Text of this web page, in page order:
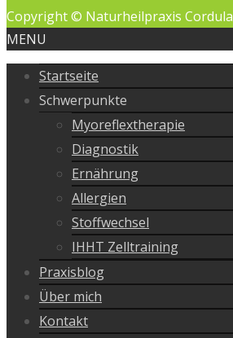
Copyright © Naturheilpraxis Cordula
MENU
Startseite
Schwerpunkte
Myoreflextherapie
Diagnostik
Ernährung
Allergien
Stoffwechsel
IHHT Zelltraining
Praxisblog
Über mich
Kontakt